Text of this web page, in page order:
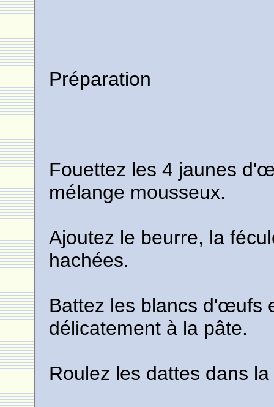
Préparation
Fouettez les 4 jaunes
mélange mousseux.
Ajoutez le beurre, la
hachées.
Battez les blancs d'œufs
délicatement à la pâte.
Roulez les dattes dans